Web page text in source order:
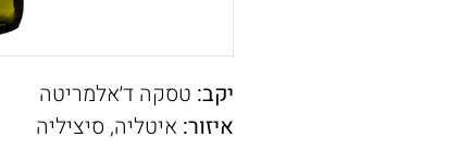
יקב: טסקה ד׳אלמריטה
איזור: איטליה, סיציליה